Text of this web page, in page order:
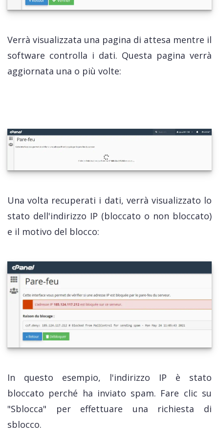
Verrà visualizzata una pagina di attesa mentre il
software controlla i dati. Questa pagina verrà
aggiornata una o più volte:
Una volta recuperati i dati, verrà visualizzato lo
stato dell'indirizzo IP (bloccato o non bloccato)
e il motivo del blocco:
In questo esempio, l'indirizzo IP è stato
bloccato perché ha inviato spam. Fare clic su
"Sblocca" per effettuare una richiesta di
sblocco.